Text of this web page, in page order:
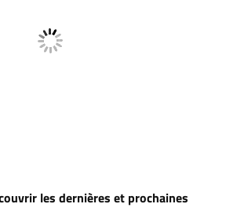
les dernières et prochaines